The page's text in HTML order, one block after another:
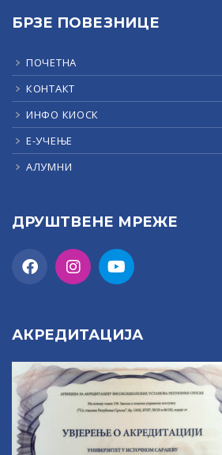
БРЗЕ ПОВЕЗНИЦЕ
ПОЧЕТНА
КОНТАКТ
ИНФО КИОСК
Е-УЧЕЊЕ
АЛУМНИ
ДРУШТВЕНЕ МРЕЖЕ
АКРЕДИТАЦИЈА